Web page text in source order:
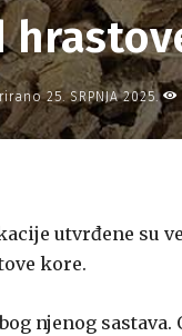
25. SRPNJA 2025.
utvrđene su
kore.
njenog sastava.